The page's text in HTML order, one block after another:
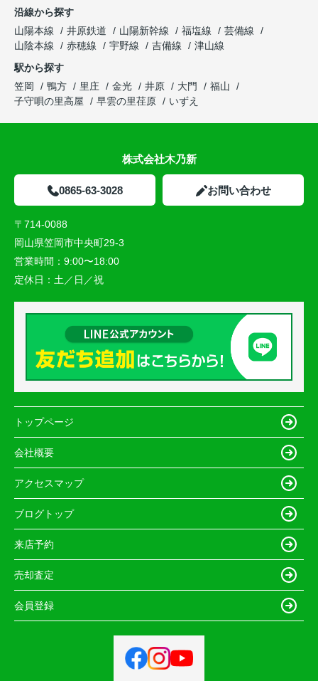
沿線から探す
山陽本線
井原鉄道 山陽新幹線 福塩線
芸備線
山陰本線
赤穂線 宇野線 吉備線
津山線
駅から探す
笠岡
鴨方 里庄 金光 井原 大門
福山
子守唄の里高屋
早雲の里荏原 いずえ
株式会社木乃新
0865-63-3028 お問い合わせ
〒714-0088
岡山県笠岡市中央町29-3
営業時間： 9:00〜18:00
定休日： 土／日／祝
トップページ
会社概要
アクセスマップ
ブログトップ
来店予約
売却査定
会員登録